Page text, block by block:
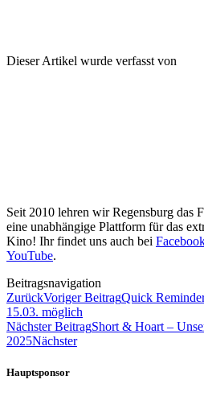
Dieser Artikel wurde verfasst von
Seit 2010 lehren wir Regensburg
eine unabhängige Plattform für das
Kino! Ihr findet uns auch bei
YouTube.
Beitragsnavigation
ZurückVoriger BeitragQuick
15.03. möglich
Nächster BeitragShort & Hoart –
2025Nächster
Hauptsponsor